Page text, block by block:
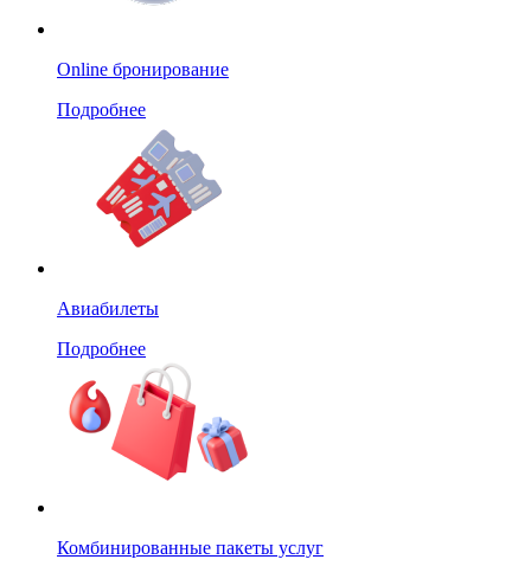
Online бронирование
Подробнее
Авиабилеты
Подробнее
Комбинированные пакеты услуг